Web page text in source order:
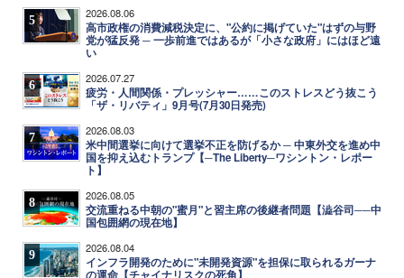
5 2026.08.06
高市政権の消費減税決定に、"公約に掲げていた"はずの与野
党が猛反発 ─ 一歩前進ではあるが「小さな政府」にはほど遠
い
6 2026.07.27
疲労・人間関係・プレッシャー……このストレスどう抜こう
「ザ・リバティ」9月号(7月30日発売)
7 2026.08.03
米中間選挙に向けて選挙不正を防げるか ─ 中東外交を進め中
国を抑え込むトランプ【─The Liberty─ワシントン・レポー
ト】
8 2026.08.05
交流重ねる中朝の"蜜月"と習主席の後継者問題【澁谷司──中
国包囲網の現在地】
9 2026.08.04
インフラ開発のために"未開発資源"を担保に取られるガーナ
の運命【チャイナリスクの死角】